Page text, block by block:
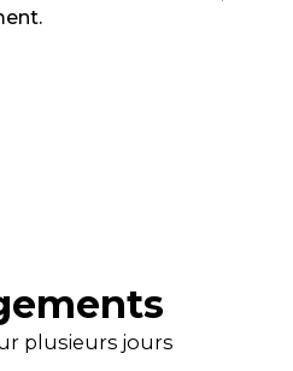
plusieurs jours